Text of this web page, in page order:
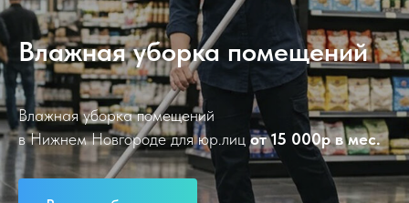
Влажная уборка помещений
Влажная уборка помещений
в Нижнем Новгороде для юр.лицот 15 000р в мес.